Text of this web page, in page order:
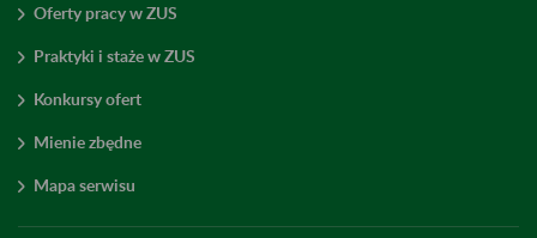
Oferty pracy w ZUS
Praktyki i staże w ZUS
Konkursy ofert
Mienie zbędne
Mapa serwisu